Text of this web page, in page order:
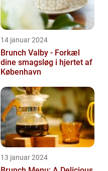
14 januar 2024
Brunch Valby - Forkæl
dine smagsløg i hjertet af
København
13 januar 2024